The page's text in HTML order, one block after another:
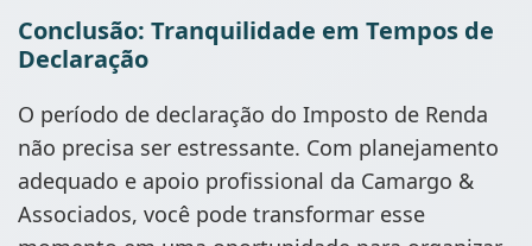
Conclusão: Tranquilidade em Tempos de
Declaração
O período de declaração do Imposto de Renda
não precisa ser estressante. Com planejamento
adequado e apoio profissional da Camargo &
Associados, você pode transformar esse